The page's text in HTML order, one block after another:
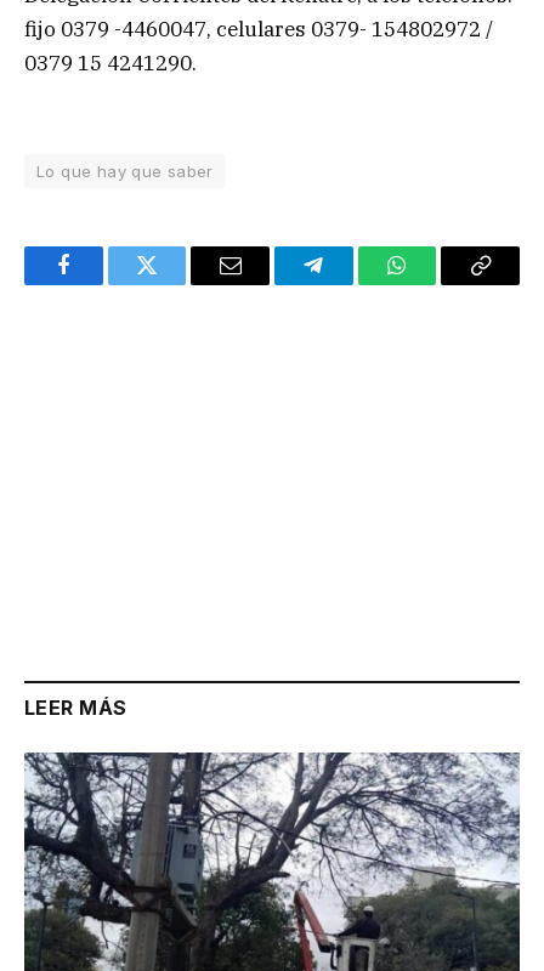
fijo 0379 -4460047, celulares 0379- 154802972 /
0379 15 4241290.
Lo que hay que saber
FacebookTwitter Email TelegramWhatsAppCopy
LEER MÁS